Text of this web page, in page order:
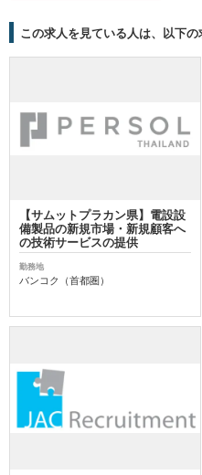
この求人を見ている人は、以下
【サムットプラカン県】電設設
備製品の新規市場・新規顧客へ
の技術サービスの提供
勤務地
バンコク（首都圏）